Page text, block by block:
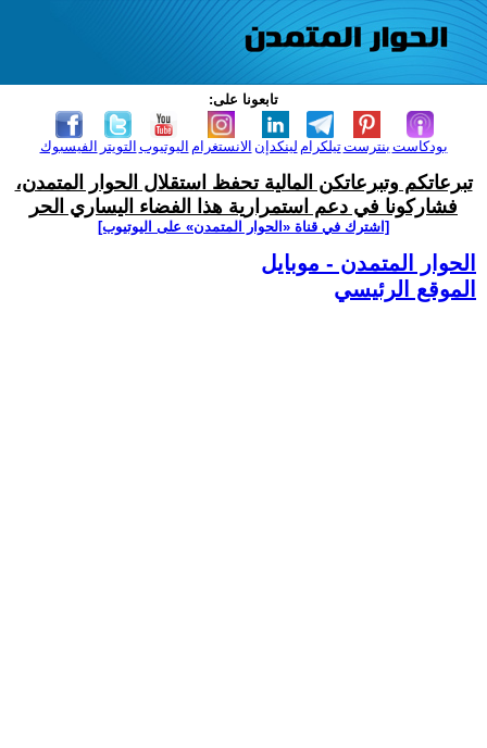
تابعونا على:
الفيسبوك التويتر اليوتيوب الانستغرام لينكدإن تيلكرامبنترست بودكاست
تبرعاتكم وتبرعاتكن المالية تحفظ استقلال الحوار المتمدن،
فشاركونا في دعم استمرارية هذا الفضاء اليساري الحر
[اشترك في قناة ‫«الحوار المتمدن» على اليوتيوب]
الحوار المتمدن - موبايل
الموقع الرئيسي